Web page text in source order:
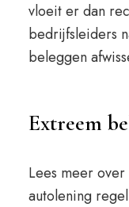
vloeit er dan
bedrijfsleiders
beleggen
Extreem
Lees meer
autolening